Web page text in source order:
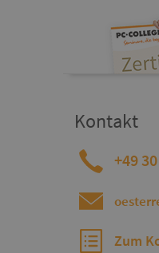
Kontakt
+49
Zum